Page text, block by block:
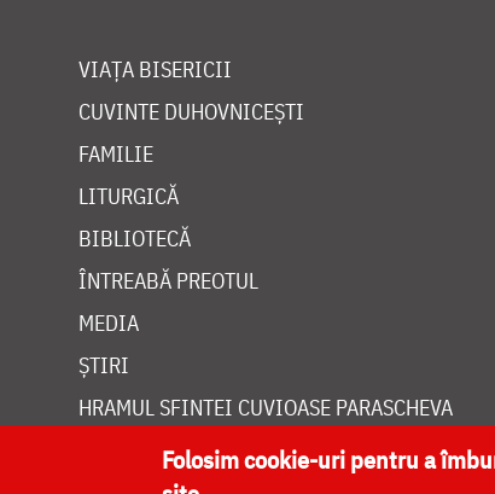
VIAȚA BISERICII
CUVINTE DUHOVNICEȘTI
FAMILIE
LITURGICĂ
BIBLIOTECĂ
ÎNTREABĂ PREOTUL
MEDIA
ȘTIRI
HRAMUL SFINTEI CUVIOASE PARASCHEVA
Folosim cookie-uri pentru a